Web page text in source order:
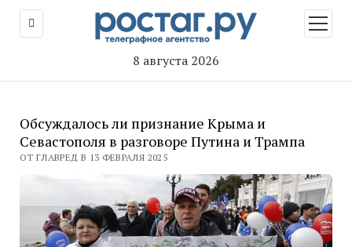
8 августа 2026
меню
Обсуждалось ли признание Крыма и
Севастополя в разговоре Путина и Трампа
ОТ ГЛАВРЕД В 13 ФЕВРАЛЯ 2025